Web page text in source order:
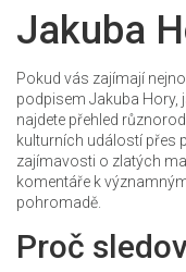
Jakuba
Pokud vás zajímají
podpisem Jakuba Hory,
najdete přehled
kulturních událostí přes
zajímavosti o zlatých
komentáře k
pohromadě.
Proč